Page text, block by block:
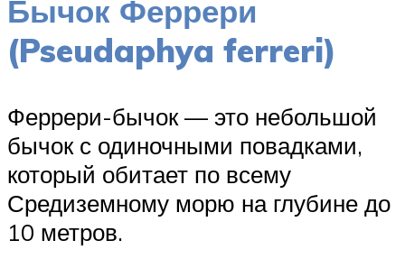
Бычок Феррери
(Pseudaphya ferreri)
Феррери-бычок — это небольшой
бычок с одиночными повадками,
который обитает по всему
Средиземному морю на глубине до
10 метров.